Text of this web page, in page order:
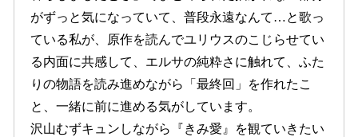
がずっと気になっていて、普段永遠なんて…と歌っ
ている私が、原作を読んでユリウスのこじらせてい
る内面に共感して、エルサの純粋さに触れて、ふた
りの物語を読み進めながら「最終回」を作れたこ
と、一緒に前に進める気がしています。
沢山むずキュンしながら『きみ愛』を観ていきたい